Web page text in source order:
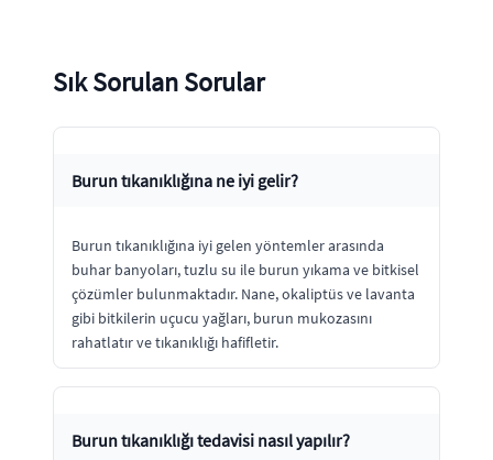
Sık Sorulan Sorular
Burun tıkanıklığına ne iyi gelir?
Burun tıkanıklığına iyi gelen yöntemler arasında
buhar banyoları, tuzlu su ile burun yıkama ve bitkisel
çözümler bulunmaktadır. Nane, okaliptüs ve lavanta
gibi bitkilerin uçucu yağları, burun mukozasını
rahatlatır ve tıkanıklığı hafifletir.
Burun tıkanıklığı tedavisi nasıl yapılır?